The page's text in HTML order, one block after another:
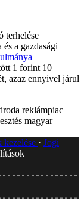
terhelése
a gazdasági
1 forint 10
azaz ennyivel járul
reklámpiac
magyar
kezelése
Jogi